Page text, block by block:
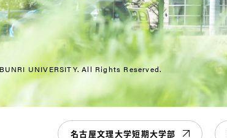
UNIVERSITY.All Rights Reserved.
名古屋文理大学短期大学部